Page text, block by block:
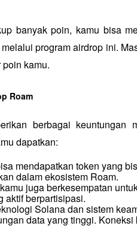
banyak poin, kamu bisa
program airdrop ini.
poin kamu.
Roam
berbagai keuntungan
dapatkan:
mendapatkan token yang
dalam ekosistem Roam.
juga berkesempatan
aktif berpartisipasi.
Solana dan sistem
data yang tinggi.